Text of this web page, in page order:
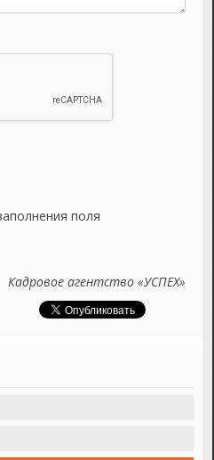
поля
Кадровое агентство «УСПЕХ»